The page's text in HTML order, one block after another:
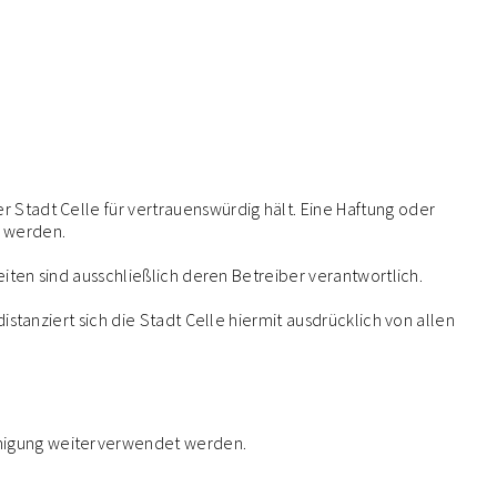
Celle für vertrauenswürdig hält. Eine Haftung oder
sind ausschließlich deren Betreiber verantwortlich.
sich die Stadt Celle hiermit ausdrücklich von allen
weiterverwendet werden.